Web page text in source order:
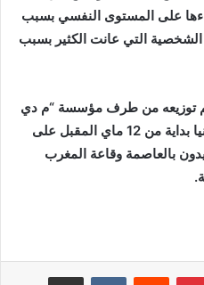
على المستوى النفسي بسبب
الشخصية التي عانت الكثير بسبب
توزيعه من طرف مؤسسة “م دي
سيني” على مستوى القاعات وطنيا بداية من 12 ماي المقبل على
بالعاصمة وقاعة المغرب
بينتيريست